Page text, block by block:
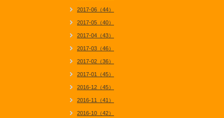
2017-06（44）
2017-05（40）
2017-04（43）
2017-03（46）
2017-02（36）
2017-01（45）
2016-12（45）
2016-11（41）
2016-10（42）